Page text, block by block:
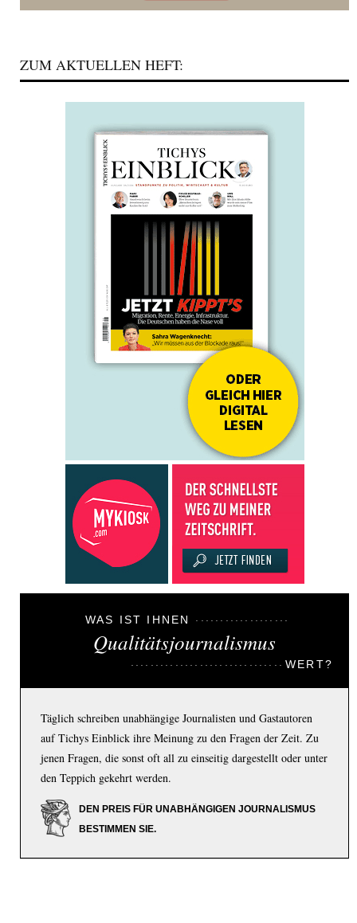
ZUM AKTUELLEN HEFT:
WAS IST IHNEN
Qualitätsjournalismus
WERT?
Täglich schreiben unabhängige Journalisten und Gastautoren
auf Tichys Einblick ihre Meinung zu den Fragen der Zeit. Zu
jenen Fragen, die sonst oft all zu einseitig dargestellt oder unter
den Teppich gekehrt werden.
DEN PREIS FÜR UNABHÄNGIGEN JOURNALISMUS
BESTIMMEN SIE.